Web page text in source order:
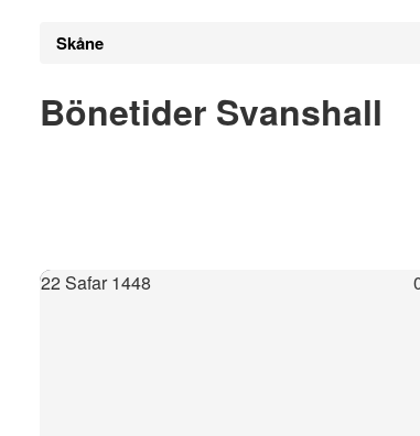
Skåne
Bönetider Svanshall
22 Safar 1448